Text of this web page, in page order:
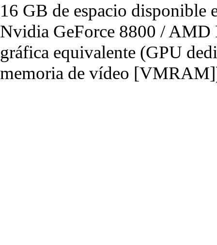
16 GB de espacio disponible
Nvidia GeForce 8800 / AMD
gráfica equivalente (GPU
memoria de vídeo